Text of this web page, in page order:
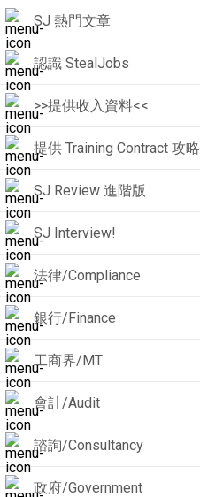
SJ 熱門文章
認識 StealJobs
>>提供收入資料<<
提供 Training Contract 攻略
SJ Review 進階版
SJ Interview!
法律/Compliance
銀行/Finance
工商界/MT
會計/Audit
諮詢/Consultancy
政府/Government